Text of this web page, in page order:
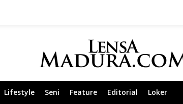
Lifestyle Seni Feature Editorial Loker